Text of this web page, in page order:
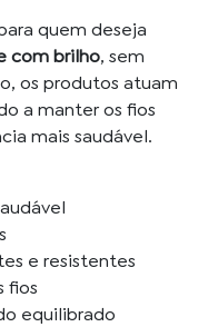
quem deseja
com brilho, sem
os produtos atuam
a manter os fios
mais saudável.
e resistentes
fios
equilibrado